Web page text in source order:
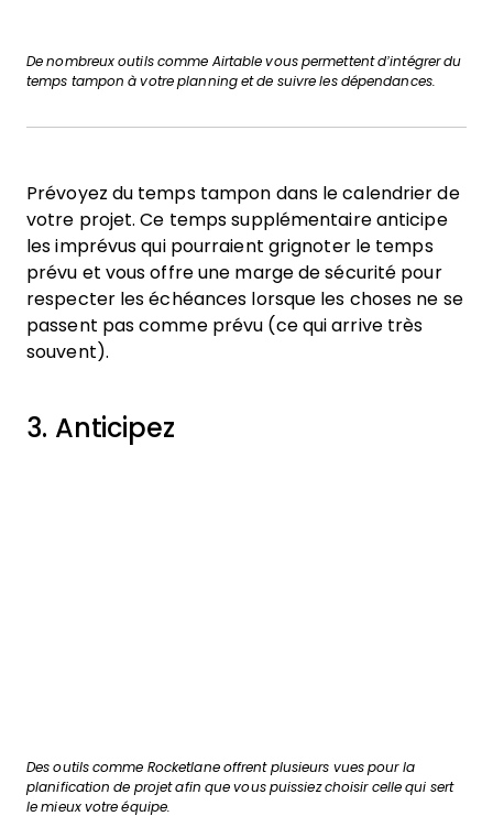
De nombreux outils comme Airtable vous permettent d’intégrer du
temps tampon à votre planning et de suivre les dépendances.
Prévoyez du temps tampon dans le calendrier de
votre projet. Ce temps supplémentaire anticipe
les imprévus qui pourraient grignoter le temps
prévu et vous offre une marge de sécurité pour
respecter les échéances lorsque les choses ne se
passent pas comme prévu (ce qui arrive très
souvent).
3. Anticipez
Des outils comme Rocketlane offrent plusieurs vues pour la
planification de projet afin que vous puissiez choisir celle qui sert
le mieux votre équipe.